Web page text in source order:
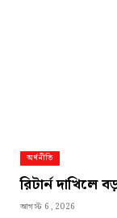
অর্থনীতি
রিটার্ন দাখিলে
আগস্ট 6, 2026